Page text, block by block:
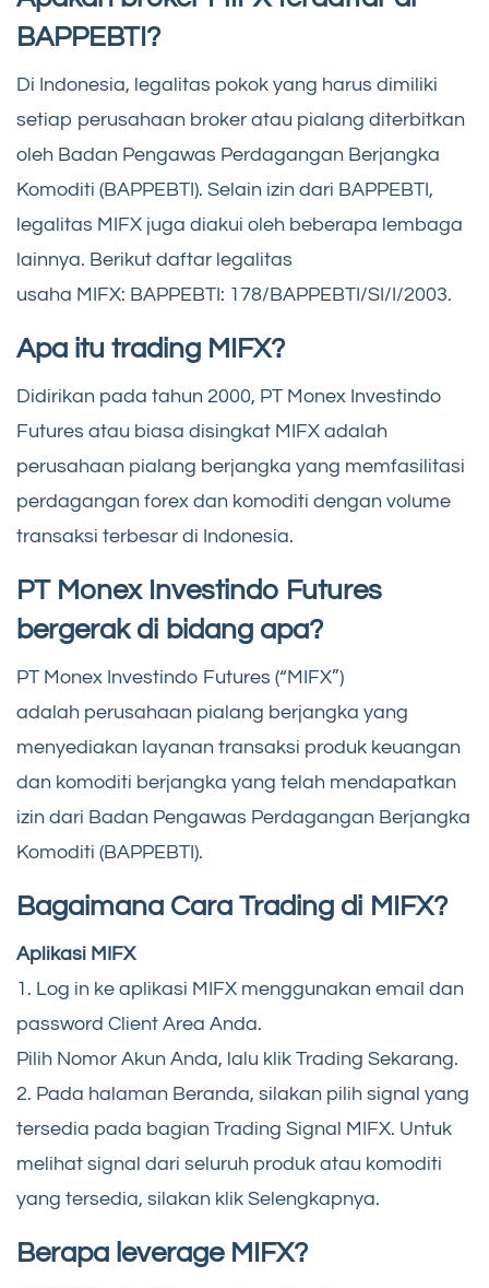
BAPPEBTI?
Di Indonesia, legalitas pokok yang harus dimiliki
setiap perusahaan broker atau pialang diterbitkan
oleh Badan Pengawas Perdagangan Berjangka
Komoditi (BAPPEBTI). Selain izin dari BAPPEBTI,
legalitas MIFX juga diakui oleh beberapa lembaga
lainnya. Berikut daftar legalitas
usaha MIFX: BAPPEBTI: 178/BAPPEBTI/SI/I/2003.
Apa itu trading MIFX?
Didirikan pada tahun 2000, PT Monex Investindo
Futures atau biasa disingkat MIFX adalah
perusahaan pialang berjangka yang memfasilitasi
perdagangan forex dan komoditi dengan volume
transaksi terbesar di Indonesia.
PT Monex Investindo Futures
bergerak di bidang apa?
PT Monex Investindo Futures (“MIFX”)
adalah perusahaan pialang berjangka yang
menyediakan layanan transaksi produk keuangan
dan komoditi berjangka yang telah mendapatkan
izin dari Badan Pengawas Perdagangan Berjangka
Komoditi (BAPPEBTI).
Bagaimana Cara Trading di MIFX?
Aplikasi MIFX
1. Log in ke aplikasi MIFX menggunakan email dan
password Client Area Anda.
Pilih Nomor Akun Anda, lalu klik Trading Sekarang.
2. Pada halaman Beranda, silakan pilih signal yang
tersedia pada bagian Trading Signal MIFX. Untuk
melihat signal dari seluruh produk atau komoditi
yang tersedia, silakan klik Selengkapnya.
Berapa leverage MIFX?